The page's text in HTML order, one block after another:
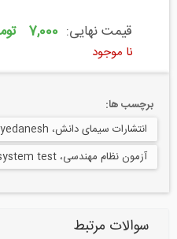
قیمت نهایی: 7,000 تومان
نا موجود
برچسب ها:
انتشارات سیمای دانش، Simayedanesh
آزمون نظام مهندسی، Engineering system test
سوالات مرتبط